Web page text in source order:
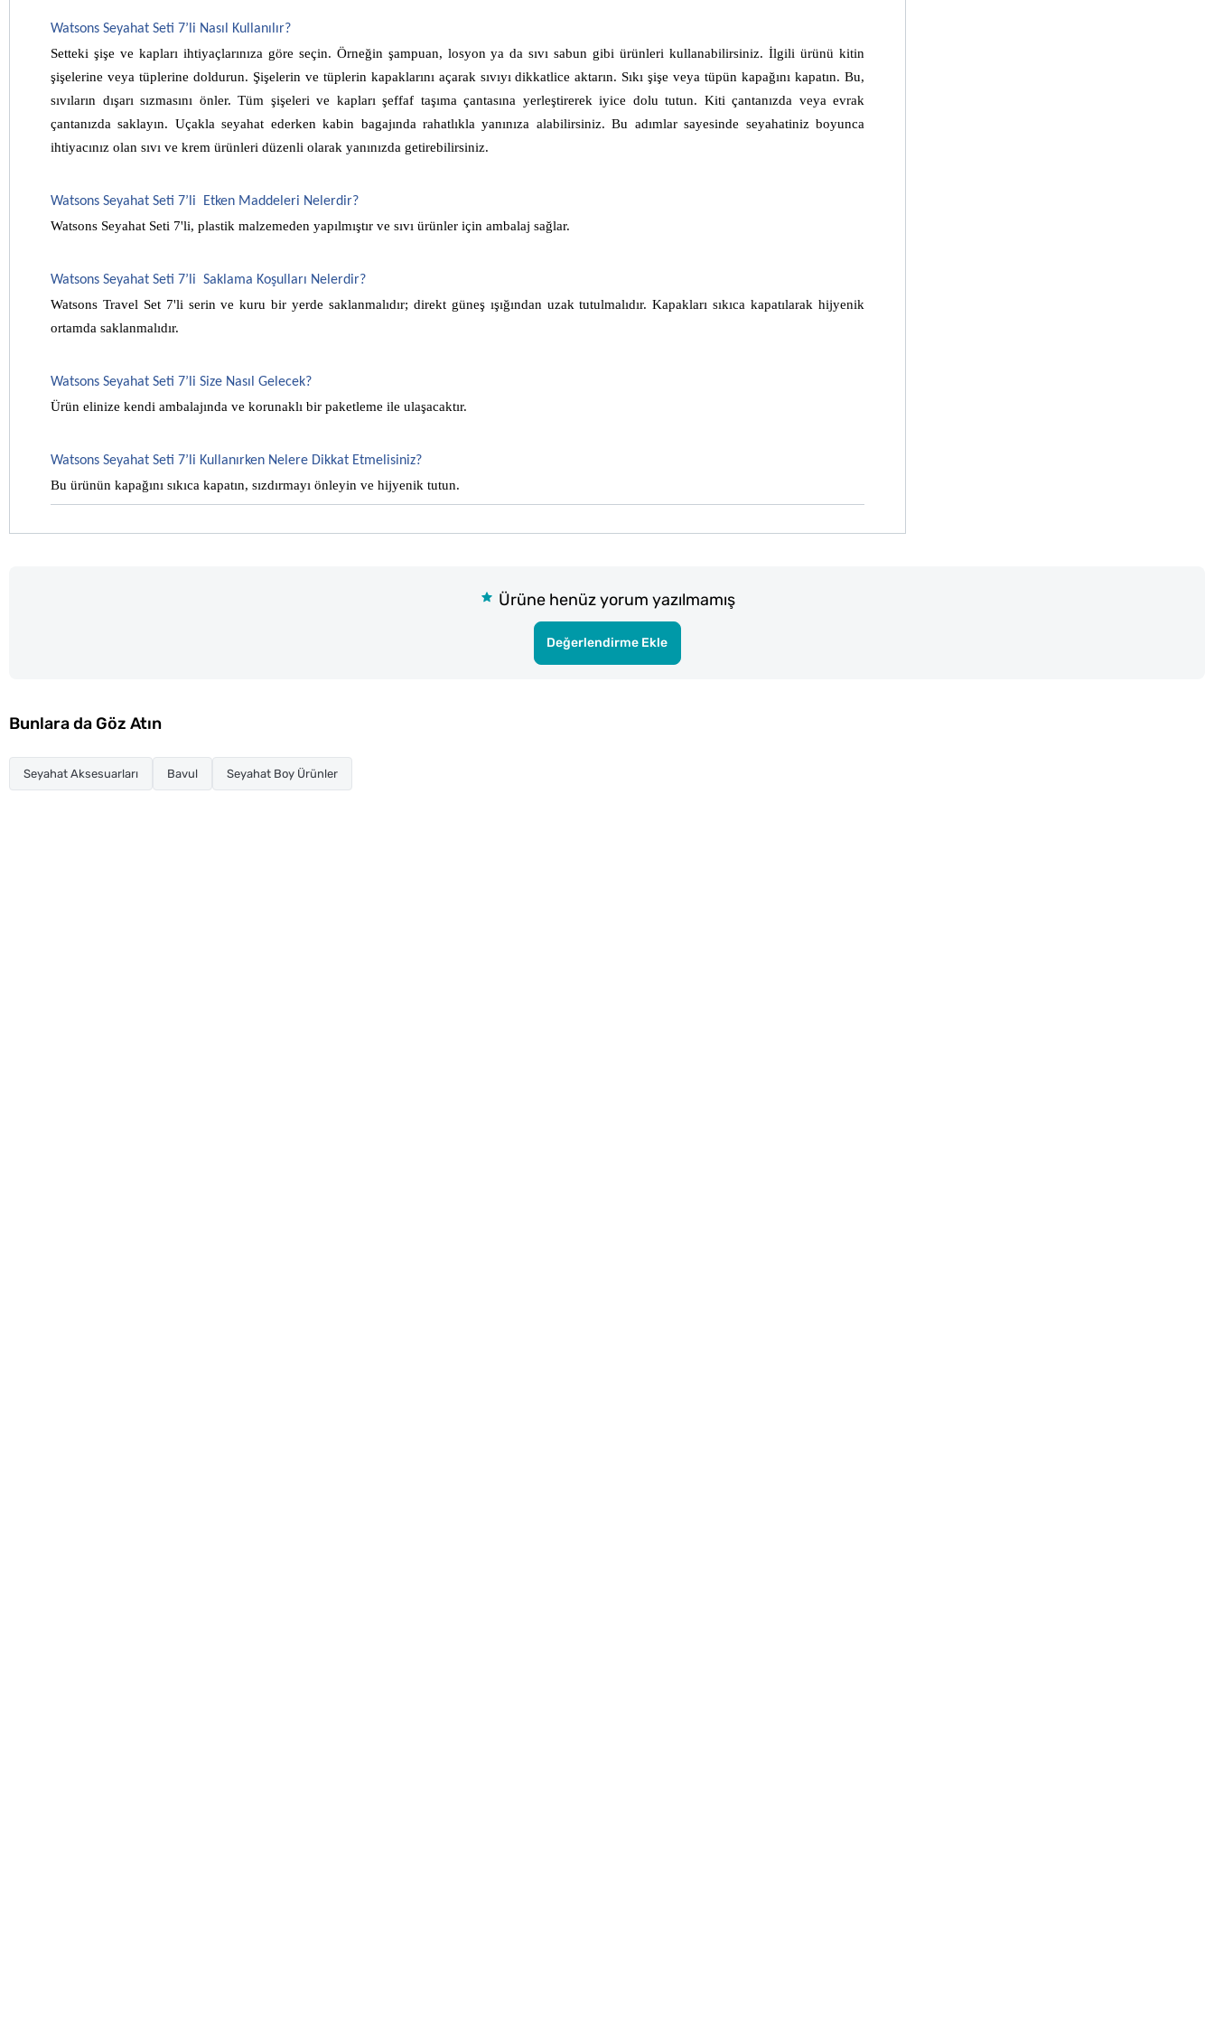
Watsons Seyahat Seti 7’li Nasıl Kullanılır?
Setteki şişe ve kapları ihtiyaçlarınıza göre seçin. Örneğin şampuan, losyon ya da sıvı sabun gibi ürünleri kullanabilirsiniz. İlgili ürünü kitin
şişelerine veya tüplerine doldurun. Şişelerin ve tüplerin kapaklarını açarak sıvıyı dikkatlice aktarın. Sıkı şişe veya tüpün kapağını kapatın. Bu,
sıvıların dışarı sızmasını önler. Tüm şişeleri ve kapları şeffaf taşıma çantasına yerleştirerek iyice dolu tutun. Kiti çantanızda veya evrak
çantanızda saklayın. Uçakla seyahat ederken kabin bagajında ​​rahatlıkla yanınıza alabilirsiniz. Bu adımlar sayesinde seyahatiniz boyunca
ihtiyacınız olan sıvı ve krem ​​ürünleri düzenli olarak yanınızda getirebilirsiniz.
Watsons Seyahat Seti 7’li  Etken Maddeleri Nelerdir?
Watsons Seyahat Seti 7'li, plastik malzemeden yapılmıştır ve sıvı ürünler için ambalaj sağlar.
Watsons Seyahat Seti 7’li  Saklama Koşulları Nelerdir?
Watsons Travel Set 7'li serin ve kuru bir yerde saklanmalıdır; direkt güneş ışığından uzak tutulmalıdır. Kapakları sıkıca kapatılarak hijyenik
ortamda saklanmalıdır.
Watsons Seyahat Seti 7’li Size Nasıl Gelecek?
Ürün elinize kendi ambalajında ve korunaklı bir paketleme ile ulaşacaktır.
Watsons Seyahat Seti 7’li Kullanırken Nelere Dikkat Etmelisiniz?
Bu ürünün kapağını sıkıca kapatın, sızdırmayı önleyin ve hijyenik tutun.
Ürüne henüz yorum yazılmamış
Değerlendirme Ekle
Bunlara da Göz Atın
Seyahat Aksesuarları Bavul Seyahat Boy Ürünler